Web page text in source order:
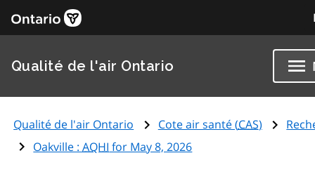
Qualité de l'air Ontario
Qualité de l'air Ontario Cote air santé (CAS)
Oakville :AQHI for May 8, 2026